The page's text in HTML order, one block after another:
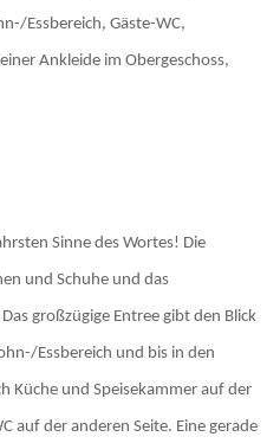
Essbereich, Gäste-WC,
Ankleide im Obergeschoss,
Sinne des Wortes! Die
und Schuhe und das
großzügige Entree gibt den Blick
Essbereich und bis in den
Küche und Speisekammer auf der
auf der anderen Seite. Eine gerade